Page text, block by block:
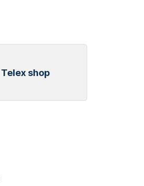
Telex shop